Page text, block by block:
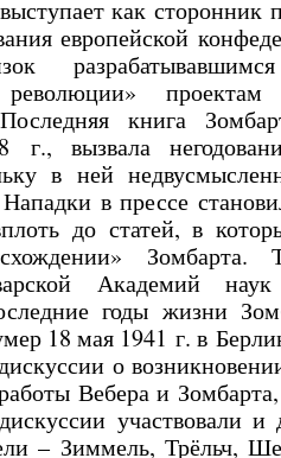
как сторонник
европейской
революции»
книга
вызвала
в ней
в прессе
до статей, в
Зомбарта.
Академий
годы жизни
18 мая 1941 г. в
о
Вебера и
участвовали и
– Зиммель, Трёльч,